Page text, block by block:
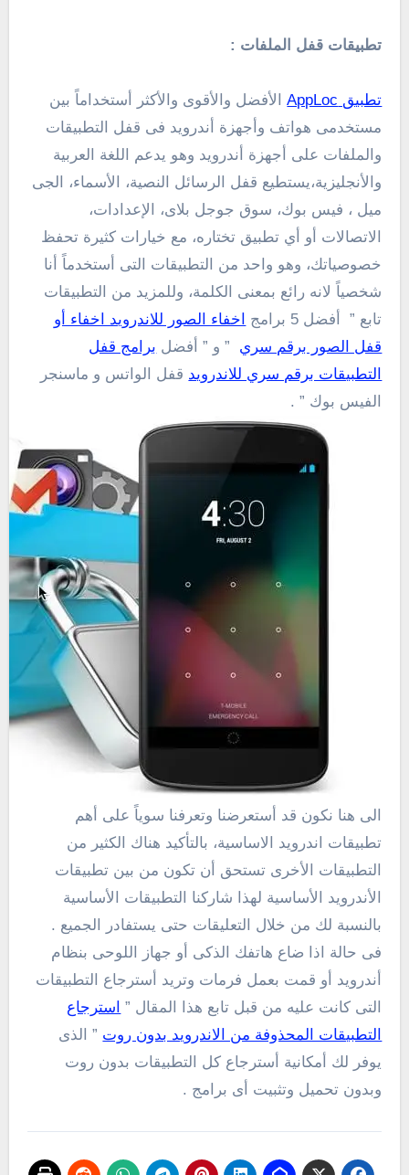
تطبيقات قفل الملفات :
تطبيق AppLoc
الأفضل والأقوى والأكثر أستخداماً بين
مستخدمى هواتف وأجهزة أندرويد فى قفل التطبيقات
والملفات على أجهزة أندرويد وهو يدعم اللغة العربية
والأنجليزية،يستطيع قفل الرسائل النصية، الأسماء، الجى
ميل ، فيس بوك، سوق جوجل بلاى، الإعدادات،
الاتصالات أو أي تطبيق تختاره، مع خيارات كثيرة تحفظ
خصوصياتك، وهو واحد من التطبيقات التى أستخدماً أنا
شخصياً لانه رائع بمعنى الكلمة، وللمزيد من التطبيقات
تابع ” أفضل 5 برامج
اخفاء الصور للاندرويد اخفاء أو
قفل الصور برقم سري ” و ” أفضل برامج قفل
التطبيقات برقم سري للاندرويد قفل الواتس و ماسنجر
الفيس بوك ” .
الى هنا نكون قد أستعرضنا وتعرفنا سوياً على أهم
تطبيقات اندرويد الاساسية، بالتأكيد هناك الكثير من
التطبيقات الأخرى تستحق أن تكون من بين تطبيقات
الأندرويد الأساسية لهذا شاركنا التطبيقات الأساسية
بالنسبة لك من خلال التعليقات حتى يستفادر الجميع .
فى حالة اذا ضاع هاتفك الذكى أو جهاز اللوحى بنظام
أندرويد أو قمت بعمل فرمات وتريد أسترجاع التطبيقات
التى كانت عليه من قبل تابع هذا المقال ” استرجاع
التطبيقات المحذوفة من الاندرويد بدون روت ” الذى
يوفر لك أمكانية أسترجاع كل التطبيقات بدون روت
وبدون تحميل وتثبيت أى برامج .